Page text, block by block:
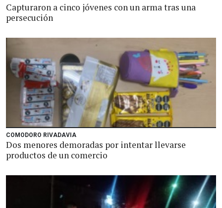
Capturaron a cinco jóvenes con un arma tras una
persecución
COMODORO RIVADAVIA
Dos menores demoradas por intentar llevarse
productos de un comercio